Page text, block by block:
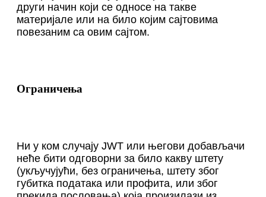
други начин који се односе на такве
материјале или на било којим сајтовима
повезаним са овим сајтом.
Ограничења
Ни у ком случају JWT или његови добављачи
неће бити одговорни за било какву штету
(укључујући, без ограничења, штету због
губитка података или профита, или због